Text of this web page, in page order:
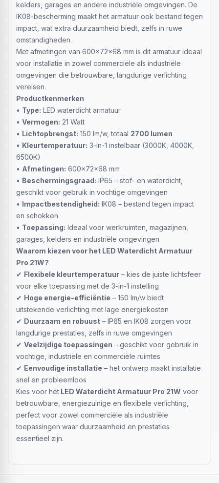
kelders, garages en andere industriële omgevingen. De
IK08-bescherming maakt het armatuur ook bestand tegen
impact, wat extra duurzaamheid biedt, zelfs in ruwe
omstandigheden.
Met afmetingen van 600x72x68 mm is dit armatuur ideaal
voor installatie in zowel commerciële als industriële
omgevingen die betrouwbare, langdurige verlichting
vereisen.
Productkenmerken
• Type: LED waterdicht armatuur
• Vermogen: 21 Watt
• Lichtopbrengst: 150 lm/w, totaal 2700 lumen
• Kleurtemperatuur: 3-in-1 instelbaar (3000K, 4000K,
6500K)
• Afmetingen: 600x72x68 mm
• Beschermingsgraad: IP65 – stof- en waterdicht,
geschikt voor gebruik in vochtige omgevingen
• Impactbestendigheid: IK08 – bestand tegen impact
en schokken
• Toepassing: Ideaal voor werkruimten, magazijnen,
garages, kelders en industriële omgevingen
Waarom kiezen voor het LED Waterdicht Armatuur
Pro 21W?
✔ Flexibele kleurtemperatuur – kies de juiste lichtsfeer
voor elke toepassing met de 3-in-1 instelling
✔ Hoge energie-efficiëntie – 150 lm/w biedt
uitstekende verlichting met lage energiekosten
✔ Duurzaam en robuust – IP65 en IK08 zorgen voor
langdurige prestaties, zelfs in ruwe omgevingen
✔ Veelzijdige toepassingen – geschikt voor gebruik in
vochtige, industriële en commerciële ruimtes
✔ Eenvoudige installatie – het ontwerp maakt installatie
snel en probleemloos
Kies voor het LED Waterdicht Armatuur Pro 21W voor
betrouwbare, energiezuinige en flexibele verlichting,
perfect voor zowel commerciële als industriële
toepassingen waar duurzaamheid en prestaties
essentieel zijn.